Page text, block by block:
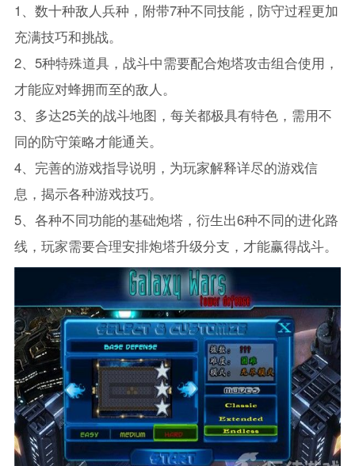
1、数十种敌人兵种，附带7种不同技能，防守过程更加
充满技巧和挑战。
2、5种特殊道具，战斗中需要配合炮塔攻击组合使用，
才能应对蜂拥而至的敌人。
3、多达25关的战斗地图，每关都极具有特色，需用不
同的防守策略才能通关。
4、完善的游戏指导说明，为玩家解释详尽的游戏信
息，揭示各种游戏技巧。
5、各种不同功能的基础炮塔，衍生出6种不同的进化路
线，玩家需要合理安排炮塔升级分支，才能赢得战斗。